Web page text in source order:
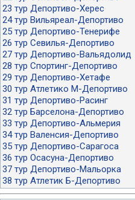
23 тур Депортиво-Херес
24 тур Вильяреал-Депортиво
25 тур Депортиво-Тенерифе
26 тур Севилья-Депортиво
27 тур Депортиво-Вальядолид
28 тур Спортинг-Депортиво
29 тур Депортиво-Хетафе
30 тур Атлетико М-Депортиво
31 тур Депортиво-Расинг
32 тур Барселона-Депортиво
33 тур Депортиво-Альмерия
34 тур Валенсия-Депортиво
35 тур Депортиво-Сарагоса
36 тур Осасуна-Депортиво
37 тур Депортиво-Мальорка
38 тур Атлетик Б-Депортиво